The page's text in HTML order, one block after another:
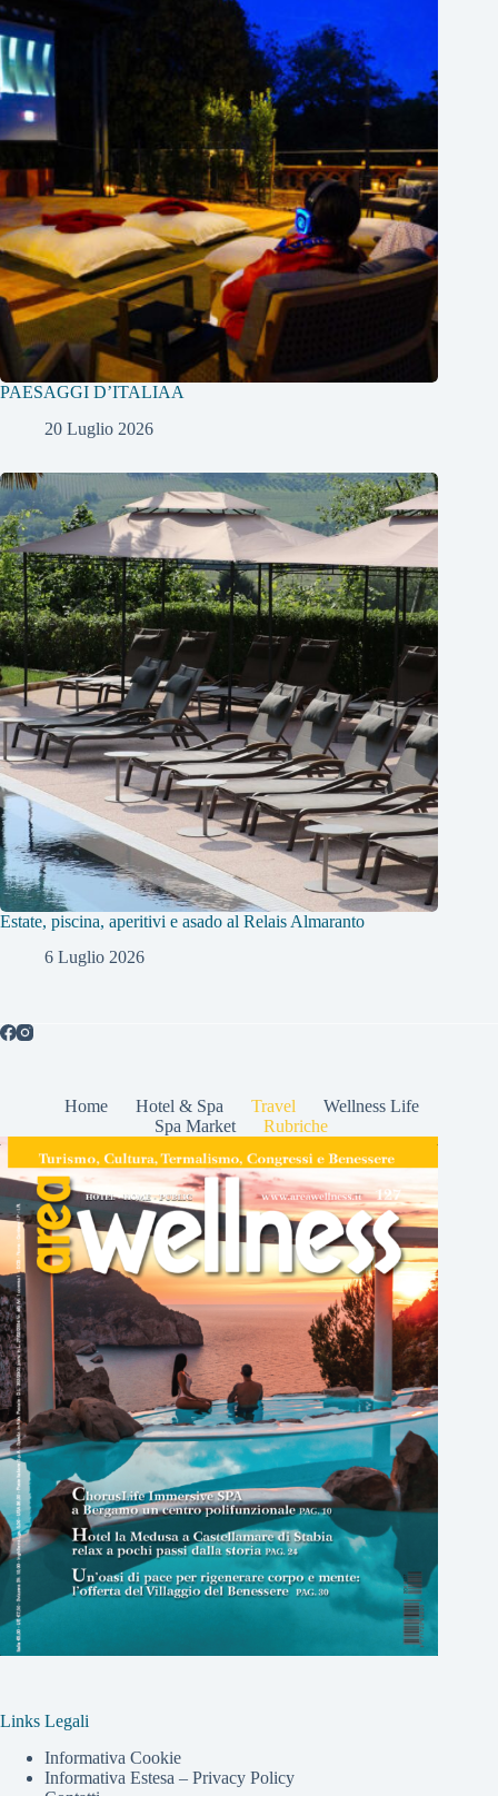
PAESAGGI D’ITALIAA
20 Luglio 2026
Estate, piscina, aperitivi e asado al Relais Almaranto
6 Luglio 2026
Home Hotel & Spa Travel
Wellness Life
Spa Market
Rubriche
Links Legali
Informativa Cookie
Informativa Estesa – Privacy Policy